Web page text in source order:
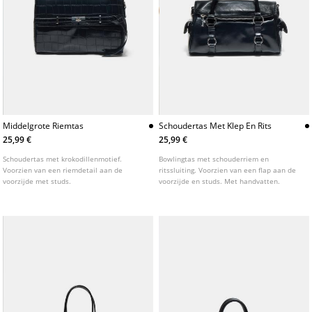
Middelgrote Riemtas
25,99 €
Schoudertas met krokodillenmotief.
Voorzien van een riemdetail aan de
voorzijde met studs.
Schoudertas Met Klep En Rits
25,99 €
Bowlingtas met schouderriem en
ritssluiting. Voorzien van een flap aan de
voorzijde en studs. Met handvatten.